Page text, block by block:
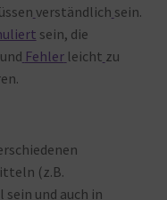
verständlich sein.
sein, die
und Fehler leicht zu
.
(z.B.
sein und auch in